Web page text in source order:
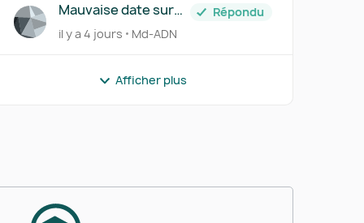
Mauvaise date sur
avoir
Répondu
il y a 4 jours
Md-ADN
Afficher plus